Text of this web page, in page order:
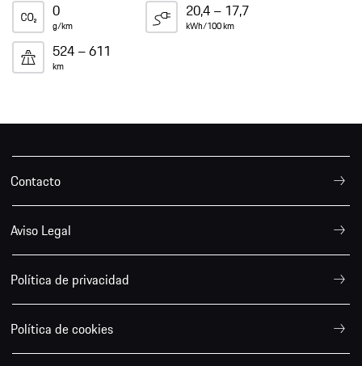
0
g/km
20,4 – 17,7
kWh/100 km
524 – 611
km
Contacto
Aviso Legal
Política de privacidad
Política de cookies